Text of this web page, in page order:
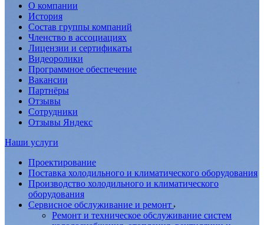
О компании
История
Состав группы компаний
Членство в ассоциациях
Лицензии и сертификаты
Видеоролики
Программное обеспечение
Вакансии
Партнёры
Отзывы
Сотрудники
Отзывы Яндекс
Наши услуги
Проектирование
Поставка холодильного и климатического оборудования
Производство холодильного и климатического
оборудования
Сервисное обслуживание и ремонт
Ремонт и техническое обслуживание систем